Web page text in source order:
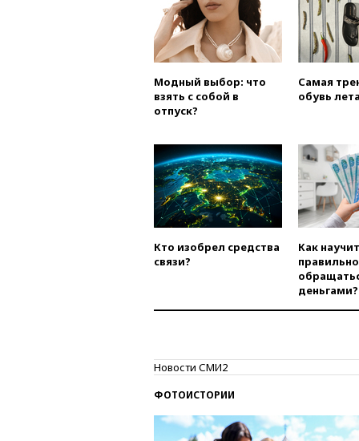
Модный выбор: что
взять с собой в
отпуск?
Самая
обувь
Кто изобрел средства
связи?
Как
правильно
деньгами?
Новости СМИ2
ФОТОИСТОРИИ